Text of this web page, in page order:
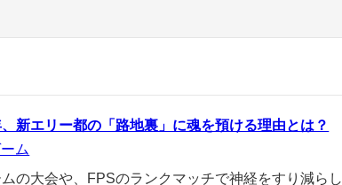
新エリー都の「路地裏」に魂を預ける理由とは？
ム
の大会や、FPSのランクマッチで神経をすり減らし